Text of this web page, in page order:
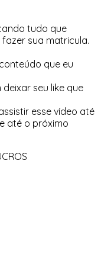
tudo que
sua matricula.
que eu
seu like que
esse vídeo até
até o próximo